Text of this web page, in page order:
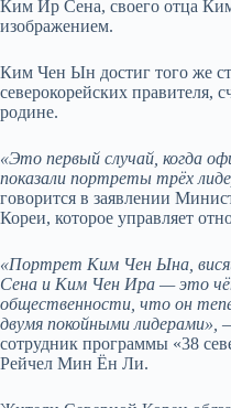
Ким Ир Сена, своего отца
изображением.
Ким Чен Ын достиг того же
северокорейских правителя,
родине.
«Это первый случай, когда
показали портреты трёх
говорится в заявлении
Кореи, которое управляет
«Портрет Ким Чен Ына,
Сена и Ким Чен Ира — это
общественности, что он
двумя покойными лидерами»,
сотрудник программы «38
Рейчел Мин Ён Ли.